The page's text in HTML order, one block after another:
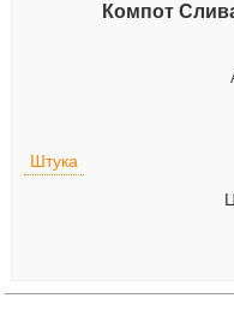
Компот
Штука